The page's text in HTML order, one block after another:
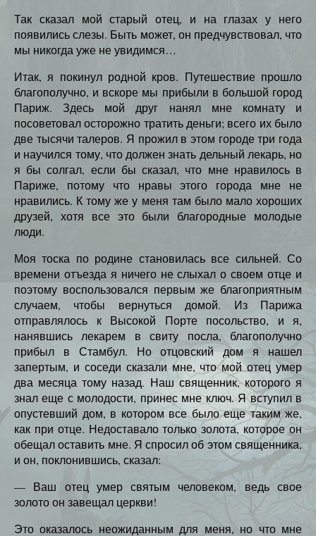
Так сказал мой старый отец, и на глазах у него
появились слезы. Быть может, он предчувствовал, что
мы никогда уже не увидимся…
Итак, я покинул родной кров. Путешествие прошло
благополучно, и вскоре мы прибыли в большой город
Париж. Здесь мой друг нанял мне комнату и
посоветовал осторожно тратить деньги; всего их было
две тысячи талеров. Я прожил в этом городе три года
и научился тому, что должен знать дельный лекарь, но
я бы солгал, если бы сказал, что мне нравилось в
Париже, потому что нравы этого города мне не
нравились. К тому же у меня там было мало хороших
друзей, хотя все это были благородные молодые
люди.
Моя тоска по родине становилась все сильней. Со
времени отъезда я ничего не слыхал о своем отце и
поэтому воспользовался первым же благоприятным
случаем, чтобы вернуться домой. Из Парижа
отправлялось к Высокой Порте посольство, и я,
нанявшись лекарем в свиту посла, благополучно
прибыл в Стамбул. Но отцовский дом я нашел
запертым, и соседи сказали мне, что мой отец умер
два месяца тому назад. Наш священник, которого я
знал еще с молодости, принес мне ключ. Я вступил в
опустевший дом, в котором все было еще таким же,
как при отце. Недоставало только золота, которое он
обещал оставить мне. Я спросил об этом священника,
и он, поклонившись, сказал:
— Ваш отец умер святым человеком, ведь свое
золото он завещал церкви!
Это оказалось неожиданным для меня, но что мне